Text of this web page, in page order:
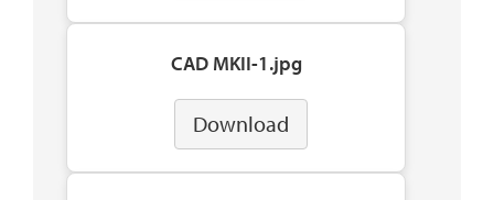
CAD MKII-1.jpg
Download